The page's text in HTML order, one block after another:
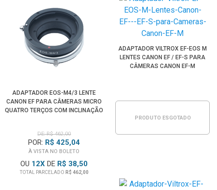
ADAPTADOR EOS-M4/3 LENTE
CANON EF PARA CÂMERAS MICRO
QUATRO TERÇOS COM INCLINAÇÃO
DE: R$ 462,00
POR: R$ 425,04
À VISTA NO BOLETO
OU 12X DE R$ 38,50
TOTAL PARCELADO R$ 462,00
ADAPTADOR VILTROX EF-EOS M
LENTES CANON EF / EF-S PARA
CÂMERAS CANON EF-M
PRODUTO ESGOTADO